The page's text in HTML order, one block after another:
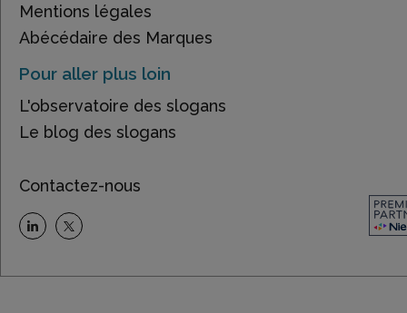
Mentions légales
Abécédaire des Marques
Pour aller plus loin
L'observatoire des slogans
Le blog des slogans
Contactez-nous